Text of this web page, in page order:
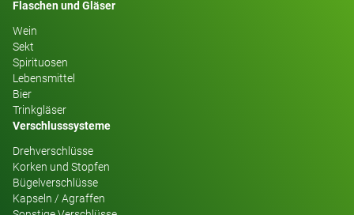
Flaschen und Gläser
Wein
Sekt
Spirituosen
Lebensmittel
Bier
Trinkgläser
Verschlusssysteme
Drehverschlüsse
Korken und Stopfen
Bügelverschlüsse
Kapseln / Agraffen